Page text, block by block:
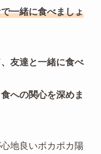
一緒に食べましょ
友達と一緒に食べ
への関心を深めま
地良いポカポカ陽